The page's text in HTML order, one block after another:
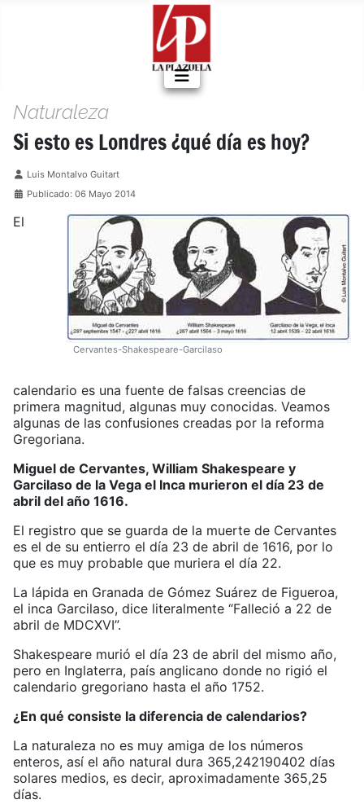
Naturaleza
Si esto es Londres ¿qué día es hoy?
Detalles
Luis Montalvo Guitart
Publicado: 06 Mayo 2014
Cervantes-Shakespeare-Garcilaso
El
calendario es una fuente de falsas creencias de
primera magnitud, algunas muy conocidas. Veamos
algunas de las confusiones creadas por la reforma
Gregoriana.
Miguel de Cervantes, William Shakespeare y
Garcilaso de la Vega el Inca murieron el día 23 de
abril del año 1616.
El registro que se guarda de la muerte de Cervantes
es el de su entierro el día 23 de abril de 1616, por lo
que es muy probable que muriera el día 22.
La lápida en Granada de Gómez Suárez de Figueroa,
el inca Garcilaso, dice literalmente “Falleció a 22 de
abril de MDCXVI”.
Shakespeare murió el día 23 de abril del mismo año,
pero en Inglaterra, país anglicano donde no rigió el
calendario gregoriano hasta el año 1752.
¿En qué consiste la diferencia de calendarios?
La naturaleza no es muy amiga de los números
enteros, así el año natural dura 365,242190402 días
solares medios, es decir, aproximadamente 365,25
días.